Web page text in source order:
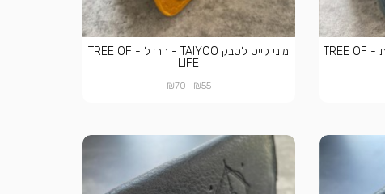
מיני קייס לטבק TAIYOO - תכלת - TREE OF
מיני קייס לטבק TAIYOO - חרדל - TREE OF
LIFE
₪55
₪70